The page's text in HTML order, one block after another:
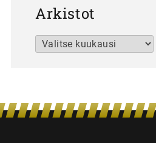
Arkistot
Arkistot